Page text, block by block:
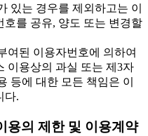
있는 경우를 제외하고는 이
호를 공유, 양도 또는 변경할
여된 이용자번호에 의하여
이용상의 과실 또는 제3자
등에 대한 모든 책임은 이
다.
용의 제한 및 이용계약